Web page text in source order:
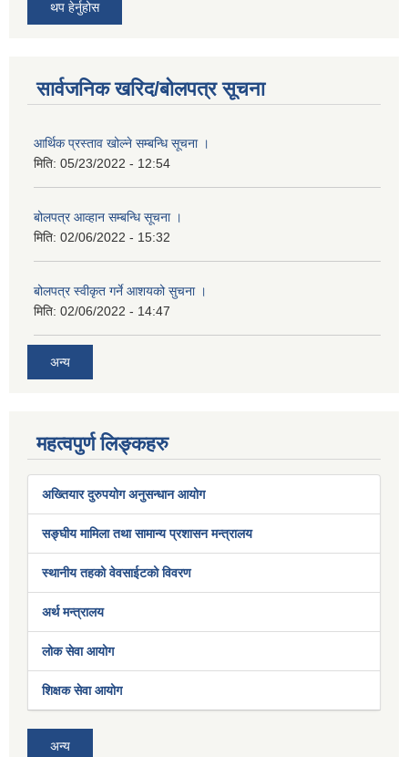
थप हेर्नुहोस
सार्वजनिक खरिद/बोलपत्र सूचना
आर्थिक प्रस्ताव खोल्ने सम्बन्धि सूचना ।
मिति: 05/23/2022 - 12:54
बोलपत्र आव्हान सम्बन्धि सूचना ।
मिति: 02/06/2022 - 15:32
बोलपत्र स्वीकृत गर्ने आशयको सुचना ।
मिति: 02/06/2022 - 14:47
अन्य
महत्वपुर्ण लिङ्कहरु
अख्तियार दुरुपयोग अनुसन्धान आयोग
सङ्घीय मामिला तथा सामान्य प्रशासन मन्त्रालय
स्थानीय तहको वेवसाईटको विवरण
अर्थ मन्त्रालय
लोक सेवा आयोग
शिक्षक सेवा आयोग
अन्य